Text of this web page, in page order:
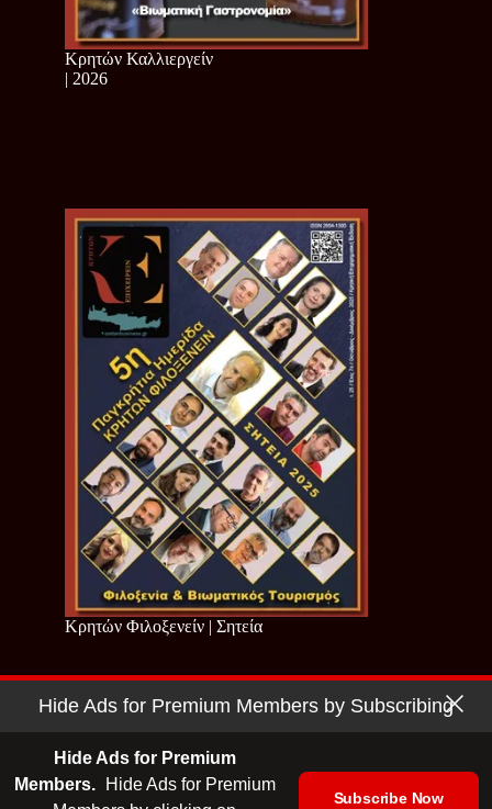
Κρητών Καλλιεργείν
| 2026
Κρητών Φιλοξενείν | Σητεία
Copyright © 2026 - Cretan Business | Κρητών Επιχειρείν
Hide Ads for Premium Members by Subscribing
Hide Ads for Premium
Members.
Hide Ads for Premium
Subscribe Now